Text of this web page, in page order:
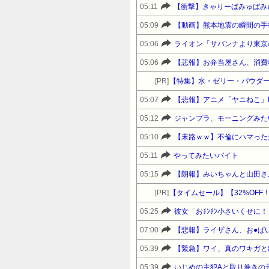
05:11 【衝撃】きゃりーぱみゅぱ
05:09 【動画】熊本地震の瞬間の
05:06 ライオン「サバンナより東
05:06 【悲報】お弁当屋さん、消
[PR] 【特集】水・ゼリー・パウ
05:07 【悲報】アニメ「ヤニねこ
05:12 ジャンプラ、モーニングみ
05:10 【末路ｗｗ】不倫にハマっ
05:11 やってみたいバイト
05:15 【朗報】みいちゃんと山田
[PR]
05:25 彼女「おﾁﾝﾁﾝ小さいくせに
07:00 【悲報】ライザさん、お●
05:39 【緊急】ワイ、真のワキガ
05:39